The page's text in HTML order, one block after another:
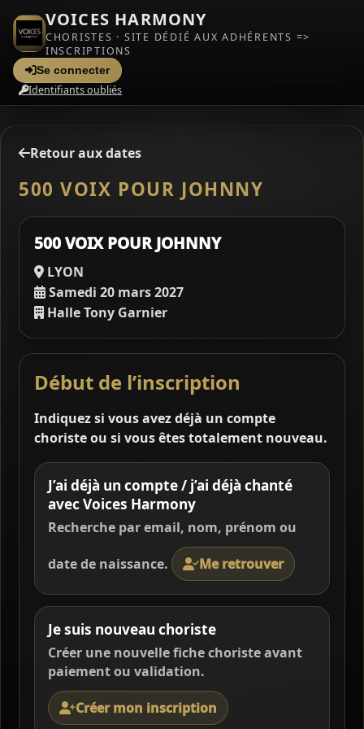
VOICES HARMONY
CHORISTES · SITE DÉDIÉ AUX ADHÉRENTS =>
INSCRIPTIONS
Se connecter
Identifiants oubliés
Retour aux dates
500 VOIX POUR JOHNNY
500 VOIX POUR JOHNNY
LYON
Samedi 20 mars 2027
Halle Tony Garnier
Début de l’inscription
Indiquez si vous avez déjà un compte
choriste ou si vous êtes totalement nouveau.
J’ai déjà un compte / j’ai déjà chanté
avec Voices Harmony
Recherche par email, nom, prénom ou
date de naissance. Me retrouver
Je suis nouveau choriste
Créer une nouvelle fiche choriste avant
paiement ou validation.
Créer mon inscription